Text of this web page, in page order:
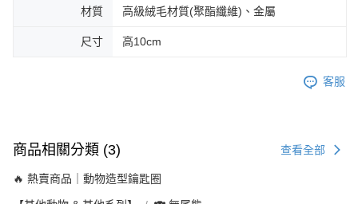
材質 高級絨毛材質(聚酯纖維)、金屬
尺寸 高10cm
客服
商品相關分類 (3) 查看全部
🔥 熱賣商品｜動物造型鑰匙圈